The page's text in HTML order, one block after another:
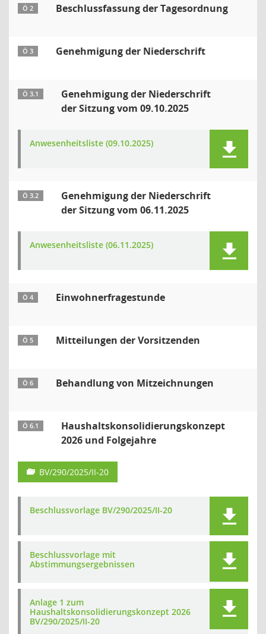
Ö 2 Beschlussfassung der Tagesordnung
Ö 3 Genehmigung der Niederschrift
Ö 3.1
Genehmigung der Niederschrift
der Sitzung vom 09.10.2025
Anwesenheitsliste (09.10.2025)
Ö 3.2
Genehmigung der Niederschrift
der Sitzung vom 06.11.2025
Anwesenheitsliste (06.11.2025)
Ö 4 Einwohnerfragestunde
Ö 5 Mitteilungen der Vorsitzenden
Ö 6 Behandlung von Mitzeichnungen
Ö 6.1
Haushaltskonsolidierungskonzept
2026 und Folgejahre
BV/290/2025/II-20
Beschlussvorlage BV/290/2025/II-20
Beschlussvorlage mit
Abstimmungsergebnissen
Anlage 1 zum
Haushaltskonsolidierungskonzept 2026
BV/290/2025/II-20